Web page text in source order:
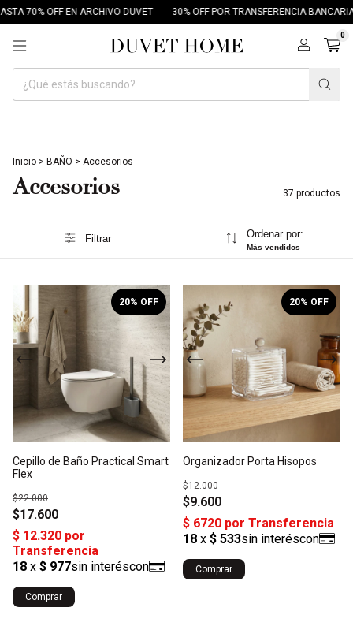
EN ARCHIVO DUVET 30% OFF POR TRANSFERENCIA BANCARIA 18
0
Inicio > BAÑO > Accesorios
Accesorios 37 productos
Filtrar Ordenar por:
Más vendidos
1/6
Cepillo de Baño Practical Smart
Flex
$17.600
$22.000
20% OFF
Comprar
1/5
Organizador Porta Hisopos
$9.600
$12.000
20% OFF